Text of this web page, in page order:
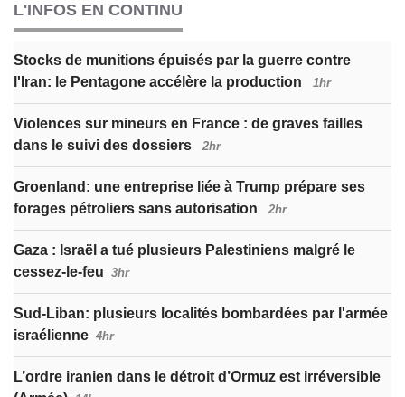
L'INFOS EN CONTINU
Stocks de munitions épuisés par la guerre contre
l'Iran: le Pentagone accélère la production
1hr
Violences sur mineurs en France : de graves failles
dans le suivi des dossiers
2hr
Groenland: une entreprise liée à Trump prépare ses
forages pétroliers sans autorisation
2hr
Gaza : Israël a tué plusieurs Palestiniens malgré le
cessez-le-feu 3hr
Sud-Liban: plusieurs localités bombardées par l'armée
israélienne 4hr
L’ordre iranien dans le détroit d’Ormuz est irréversible